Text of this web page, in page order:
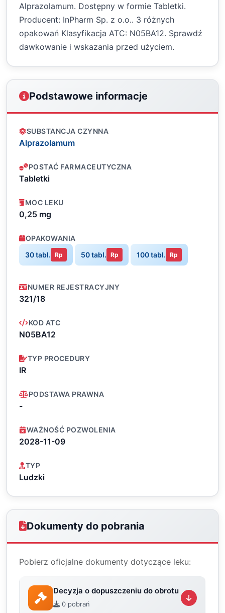
Alprazolamum. Dostępny w formie Tabletki.
Producent: InPharm Sp. z o.o.. 3 różnych
opakowań Klasyfikacja ATC: N05BA12. Sprawdź
dawkowanie i wskazania przed użyciem.
Podstawowe informacje
SUBSTANCJA CZYNNA
Alprazolamum
POSTAĆ FARMACEUTYCZNA
Tabletki
MOC LEKU
0,25 mg
OPAKOWANIA
30 tabl. Rp 50 tabl. Rp 100 tabl. Rp
NUMER REJESTRACYJNY
321/18
KOD ATC
N05BA12
TYP PROCEDURY
IR
PODSTAWA PRAWNA
-
WAŻNOŚĆ POZWOLENIA
2028-11-09
TYP
Ludzki
Dokumenty do pobrania
Pobierz oficjalne dokumenty dotyczące leku:
Decyzja o dopuszczeniu do obrotu
0 pobrań